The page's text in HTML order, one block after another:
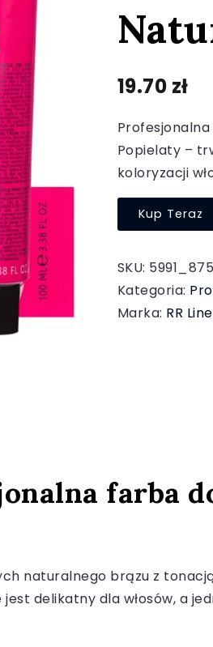
19.70 zł
Popielaty –
koloryzacji
Kup Teraz
SKU:
Kategoria:
Marka: RR Line
farba
naturalnego brązu z
delikatny dla włosów, a